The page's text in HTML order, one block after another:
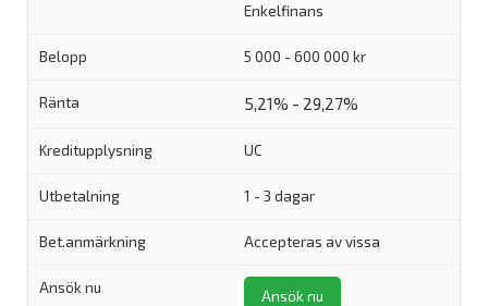
Enkelfinans
5 000 - 600 000 kr
5,21% - 29,27%
UC
1 - 3 dagar
Accepteras av vissa
Ansök nu